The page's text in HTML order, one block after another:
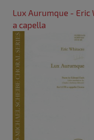
Lux Aurumque - Eric
a capella